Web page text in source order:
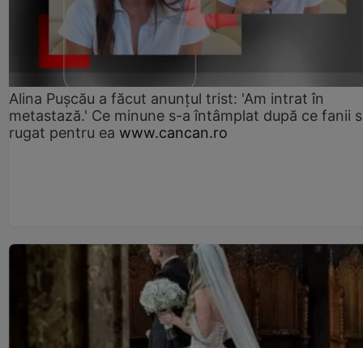
Alina Pușcău a făcut anunțul trist: 'Am intrat în
metastază.' Ce minune s-a întâmplat după ce fanii
rugat pentru ea www.cancan.ro